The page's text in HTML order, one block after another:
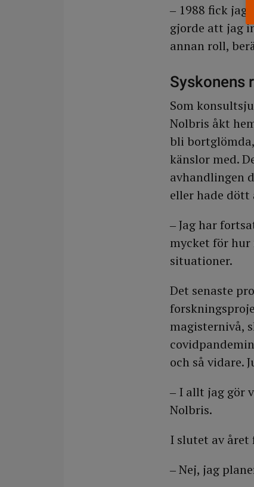
‒ 1988 fick
gjorde att jag
annan roll,
Syskonens
Som
Nolbris åkt
bli
känslor med.
avhandlingen
eller hade dött
‒ Jag har
mycket för
situationer.
Det senaste
magisternivå,
och så vidare.
‒ I allt jag gör
Nolbris.
I slutet av året
‒ Nej, jag